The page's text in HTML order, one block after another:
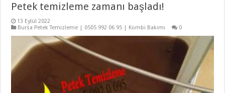
Petek temizleme zamanı başladı!
13 Eylül 2022
Bursa Petek Temizleme | 0505 992 06 95 | Kombi Bakımı
0